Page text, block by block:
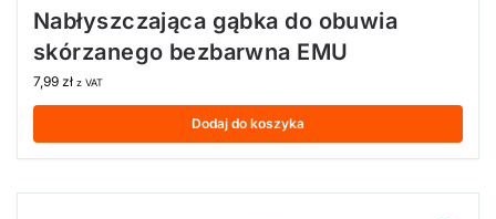
Nabłyszczająca gąbka do obuwia
skórzanego bezbarwna EMU
7,99 zł z VAT
Dodaj do koszyka